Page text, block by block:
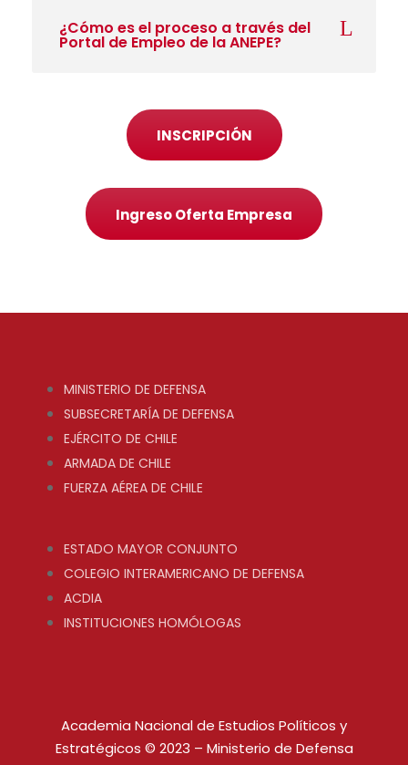
¿Cómo es el proceso a través del
Portal de Empleo de la ANEPE?
INSCRIPCIÓN
Ingreso Oferta Empresa
MINISTERIO DE DEFENSA
SUBSECRETARÍA DE DEFENSA
EJÉRCITO DE CHILE
ARMADA DE CHILE
FUERZA AÉREA DE CHILE
ESTADO MAYOR CONJUNTO
COLEGIO INTERAMERICANO DE DEFENSA
ACDIA
INSTITUCIONES HOMÓLOGAS
Academia Nacional de Estudios Políticos y
Estratégicos © 2023 – Ministerio de Defensa